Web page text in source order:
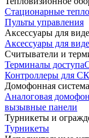
Стационарные
Пульты управления
Аксессуары для
Аксессуары для
Считыватели и
Терминалы доступа
Контроллеры для
Домофонная система
Аналоговая
вызывные панели
Турникеты и
Турникеты